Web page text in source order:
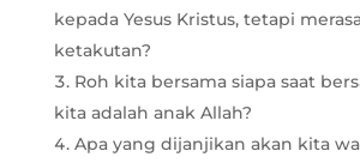
kepada Yesus Kristus, tetapi
ketakutan?
Roh kita bersama siapa saat
kita adalah anak Allah?
Apa yang dijanjikan akan kita